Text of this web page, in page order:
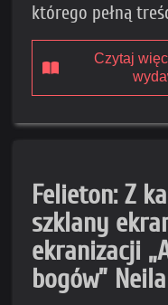
którego pełną
Czytaj
Felieton: Z
szklany
ekranizacji
bogów”